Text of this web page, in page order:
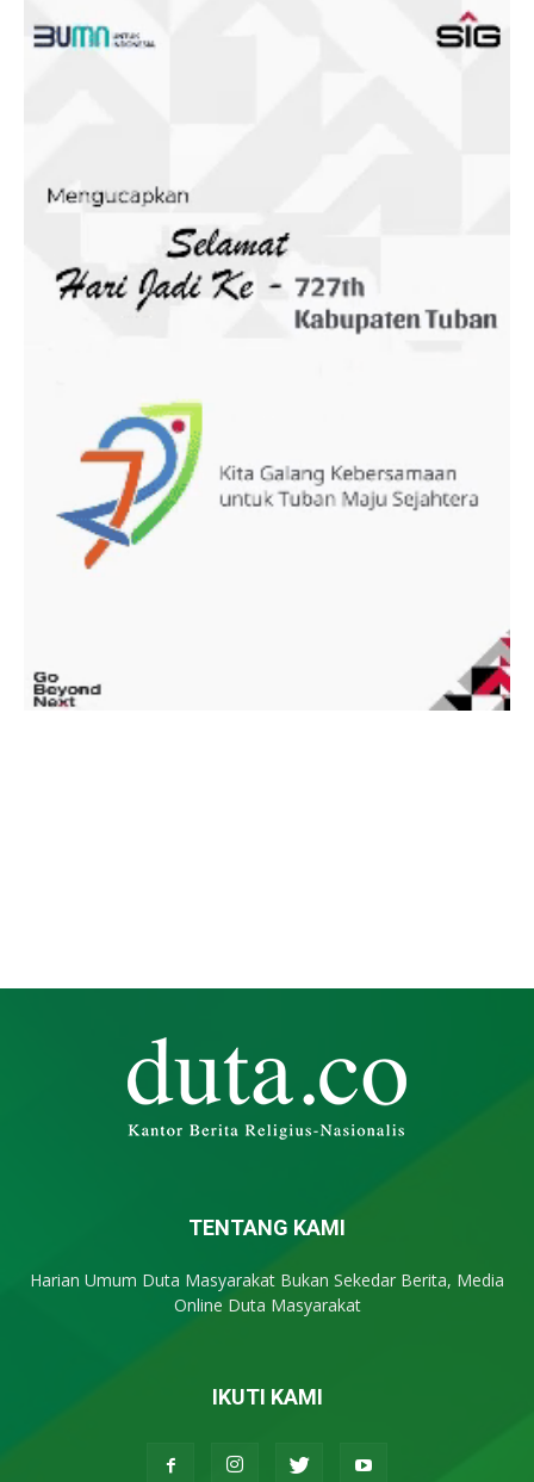
TENTANG KAMI
Harian Umum Duta Masyarakat Bukan Sekedar Berita, Media
Online Duta Masyarakat
IKUTI KAMI